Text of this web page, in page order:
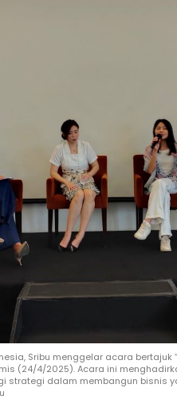
Sribu menggelar acara bertajuk
(24/4/2025). Acara ini
strategi dalam membangun bisnis